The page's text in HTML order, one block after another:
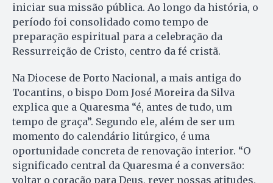
iniciar sua missão pública. Ao longo da história, o
período foi consolidado como tempo de
preparação espiritual para a celebração da
Ressurreição de Cristo, centro da fé cristã.
Na Diocese de Porto Nacional, a mais antiga do
Tocantins, o bispo Dom José Moreira da Silva
explica que a Quaresma “é, antes de tudo, um
tempo de graça”. Segundo ele, além de ser um
momento do calendário litúrgico, é uma
oportunidade concreta de renovação interior. “O
significado central da Quaresma é a conversão:
voltar o coração para Deus, rever nossas atitudes,